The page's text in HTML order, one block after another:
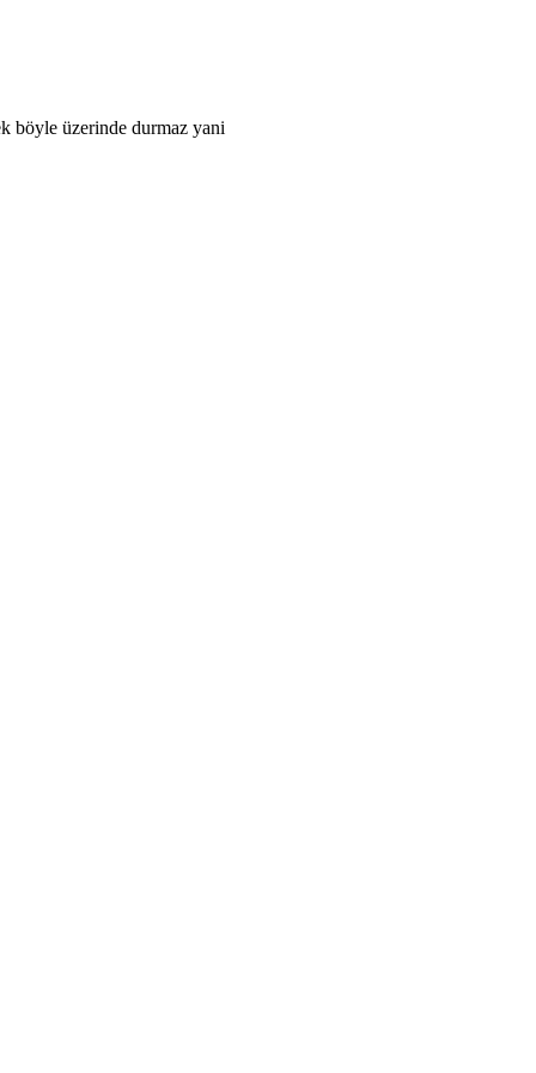
böyle üzerinde durmaz yani